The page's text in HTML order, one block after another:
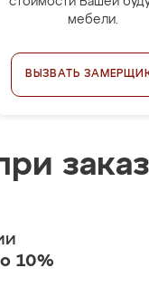
мебели.
ВЫЗВАТЬ
10%